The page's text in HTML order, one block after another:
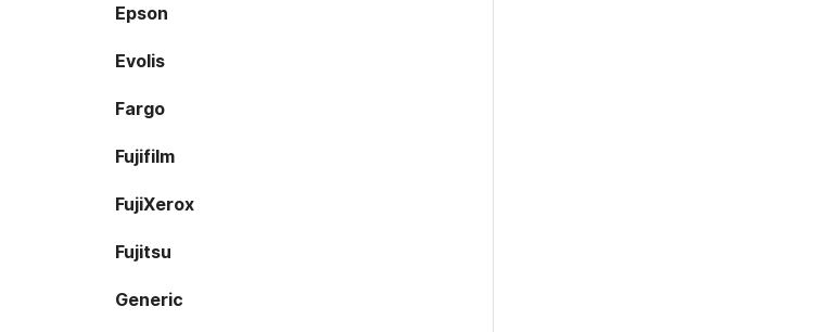
Epson
Evolis
Fargo
Fujifilm
FujiXerox
Fujitsu
Generic